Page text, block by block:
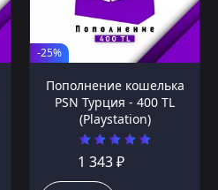
-25%
Пополнение кошелька
PSN Турция - 400 TL
(Playstation)
1 343 ₽